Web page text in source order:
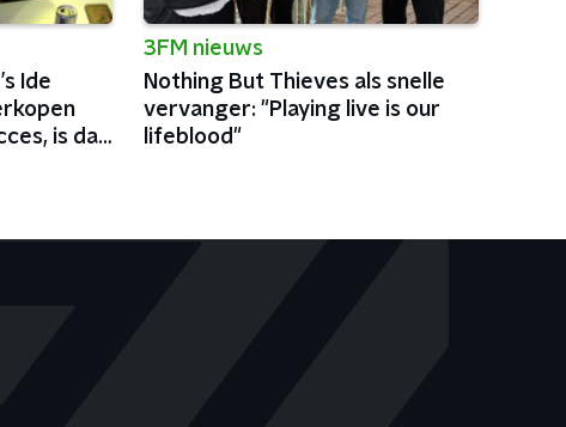
Ide
is dat
3FM nieuws
Nothing But Thieves als snelle
vervanger: "Playing live is our
lifeblood"